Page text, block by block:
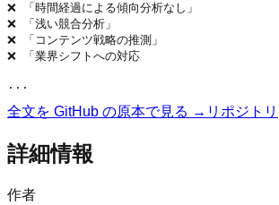
❌ 「時間経過による傾向分析なし」
❌ 「浅い競合分析」
❌ 「コンテンツ戦略の推測」
❌ 「業界シフトへの対応
全文を GitHub の原本で見る → リポジトリ
詳細情報
作者